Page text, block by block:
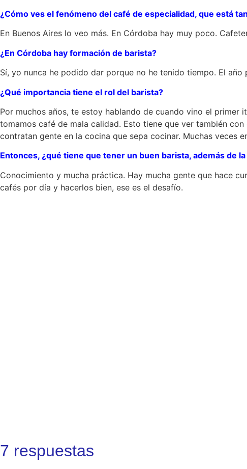
¿Cómo ves el fenómeno del café de especialidad, que está
En Buenos Aires lo veo más. En Córdoba hay muy poco.
¿En Córdoba hay formación de barista?
Sí, yo nunca he podido dar porque no he tenido tiempo. El
¿Qué importancia tiene el rol del barista?
Por muchos años, te estoy hablando de cuando vino el
tomamos café de mala calidad. Esto tiene que ver también
contratan gente en la cocina que sepa cocinar. Muchas veces
Entonces, ¿qué tiene que tener un buen barista, además de
Conocimiento y mucha práctica. Hay mucha gente que hace
cafés por día y hacerlos bien, ese es el desafío.
7 respuestas